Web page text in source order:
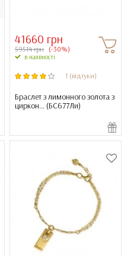
41660 грн
59514 грн (-30%)
в наявності
1 (відгуки)
Браслет з лимонного золота з
циркон... (БС677Ли)